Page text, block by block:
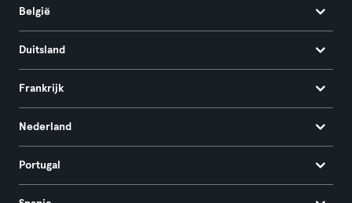
België
Duitsland
Frankrijk
Nederland
Portugal